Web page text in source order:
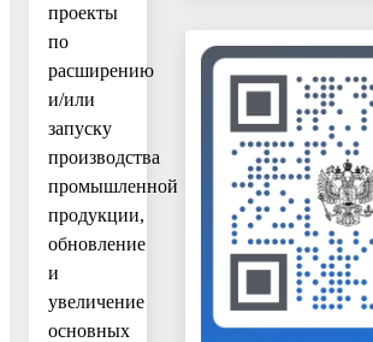
проекты
по
расширению
и/или
запуску
производства
промышленной
продукции,
обновление
и
увеличение
основных